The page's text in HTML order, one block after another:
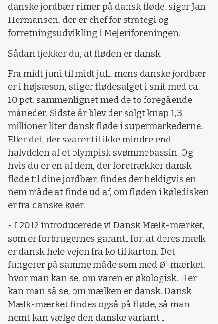
danske jordbær rimer på dansk fløde, siger Jan
Hermansen, der er chef for strategi og
forretningsudvikling i Mejeriforeningen.
Sådan tjekker du, at fløden er dansk
Fra midt juni til midt juli, mens danske jordbær
er i højsæson, stiger flødesalget i snit med ca.
10 pct. sammenlignet med de to foregående
måneder. Sidste år blev der solgt knap 1,3
millioner liter dansk fløde i supermarkederne.
Eller det, der svarer til ikke mindre end
halvdelen af et olympisk svømmebassin. Og
hvis du er en af dem, der foretrækker dansk
fløde til dine jordbær, findes der heldigvis en
nem måde at finde ud af, om fløden i køledisken
er fra danske køer.
- I 2012 introducerede vi Dansk Mælk-mærket,
som er forbrugernes garanti for, at deres mælk
er dansk hele vejen fra ko til karton. Det
fungerer på samme måde som med Ø-mærket,
hvor man kan se, om varen er økologisk. Her
kan man så se, om mælken er dansk. Dansk
Mælk-mærket findes også på fløde, så man
nemt kan vælge den danske variant i